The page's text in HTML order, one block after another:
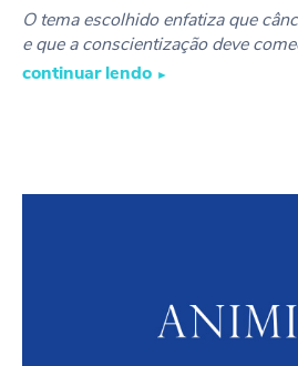
O tema escolhido enfatiza que
e que a conscientização deve
continuar lendo ►